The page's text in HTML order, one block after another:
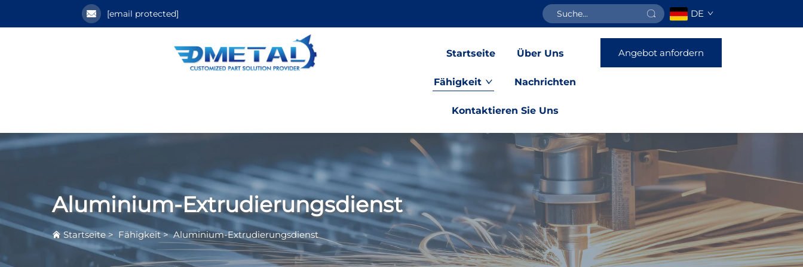
[email protected] DE
Startseite Über Uns
Fähigkeit Nachrichten
Kontaktieren Sie Uns
Angebot anfordern
Aluminium-Extrudierungsdienst
Startseite> Fähigkeit>Aluminium-Extrudierungsdienst